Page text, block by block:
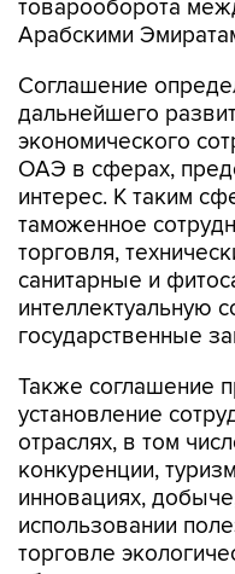
Соглашение
экономического
ОАЭ в сферах,
интерес. К таким
таможенное
торговля,
санитарные и
интеллектуальную
государственные
Также соглашение
отраслях, в том
конкуренции,
инновациях,
использовании
торговле
сближении
продукции.